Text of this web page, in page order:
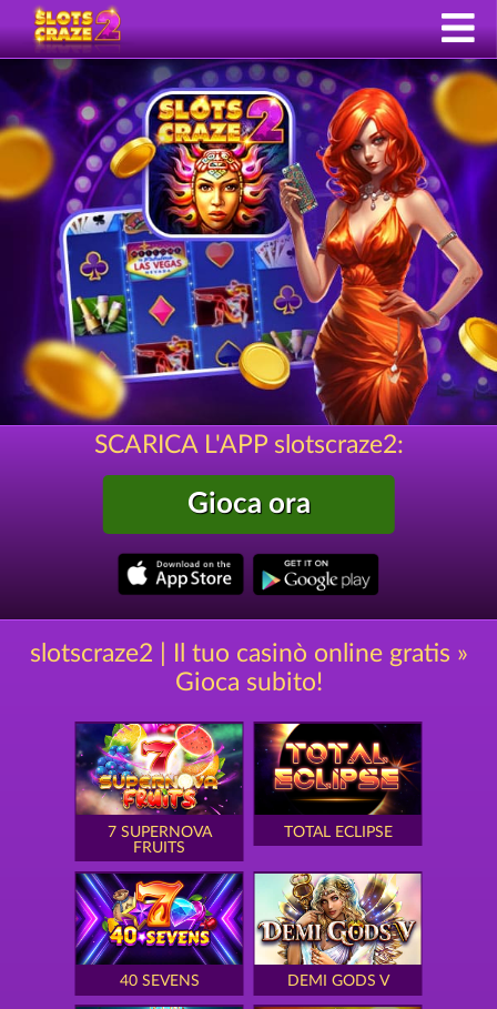
SCARICA L'APP slotscraze2:
Gioca ora
slotscraze2 | Il tuo casinò online gratis »
Gioca subito!
7 SUPERNOVA
FRUITS
TOTAL ECLIPSE
40 SEVENS DEMI GODS V